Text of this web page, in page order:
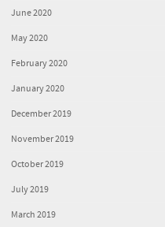
June 2020
May 2020
February 2020
January 2020
December 2019
November 2019
October 2019
July 2019
March 2019